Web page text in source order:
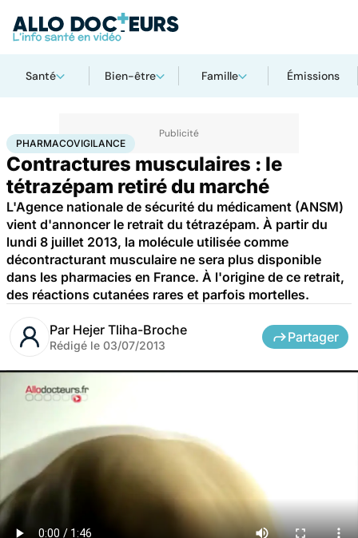
Santé Bien-être Famille Émissions
AccueilSantéPharmacovigilance
PHARMACOVIGILANCE
Contractures musculaires : le
tétrazépam retiré du marché
L'Agence nationale de sécurité du médicament (ANSM)
vient d'annoncer le retrait du tétrazépam. À partir du
lundi 8 juillet 2013, la molécule utilisée comme
décontracturant musculaire ne sera plus disponible
dans les pharmacies en France. À l'origine de ce retrait,
des réactions cutanées rares et parfois mortelles.
Par Hejer Tliha-Broche
Rédigé le 03/07/2013
Partager